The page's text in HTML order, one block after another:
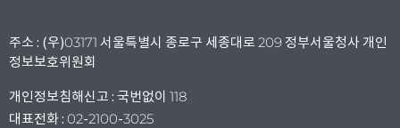
주소 : (우)03171 서울특별시 종로구 세종대로 209 정부서울청사 개인
정보보호위원회
개인정보침해신고 : 국번없이 118
대표전화 : 02-2100-3025